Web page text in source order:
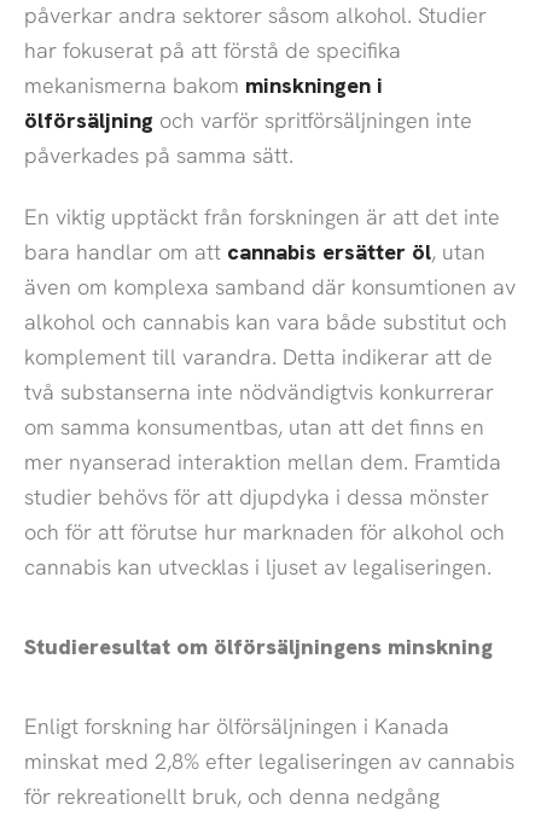
påverkar andra sektorer såsom alkohol. Studier
har fokuserat på att förstå de specifika
mekanismerna bakom minskningen i
ölförsäljning och varför spritförsäljningen inte
påverkades på samma sätt.
En viktig upptäckt från forskningen är att det inte
bara handlar om att cannabis ersätter öl, utan
även om komplexa samband där konsumtionen av
alkohol och cannabis kan vara både substitut och
komplement till varandra. Detta indikerar att de
två substanserna inte nödvändigtvis konkurrerar
om samma konsumentbas, utan att det finns en
mer nyanserad interaktion mellan dem. Framtida
studier behövs för att djupdyka i dessa mönster
och för att förutse hur marknaden för alkohol och
cannabis kan utvecklas i ljuset av legaliseringen.
Studieresultat om ölförsäljningens minskning
Enligt forskning har ölförsäljningen i Kanada
minskat med 2,8% efter legaliseringen av cannabis
för rekreationellt bruk, och denna nedgång